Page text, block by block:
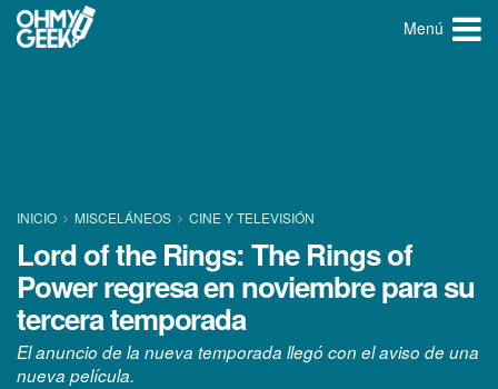
Menú
INICIO MISCELÁNEOS CINE Y TELEVISIÓN
Lord of the Rings: The Rings of
Power regresa en noviembre para su
tercera temporada
El anuncio de la nueva temporada llegó con el aviso de una
nueva película.